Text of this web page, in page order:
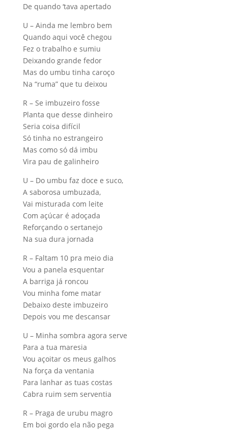
De quando ‘tava apertado
U – Ainda me lembro bem
Quando aqui você chegou
Fez o trabalho e sumiu
Deixando grande fedor
Mas do umbu tinha caroço
Na “ruma” que tu deixou
R – Se imbuzeiro fosse
Planta que desse dinheiro
Seria coisa difícil
Só tinha no estrangeiro
Mas como só dá imbu
Vira pau de galinheiro
U – Do umbu faz doce e suco,
A saborosa umbuzada,
Vai misturada com leite
Com açúcar é adoçada
Reforçando o sertanejo
Na sua dura jornada
R – Faltam 10 pra meio dia
Vou a panela esquentar
A barriga já roncou
Vou minha fome matar
Debaixo deste imbuzeiro
Depois vou me descansar
U – Minha sombra agora serve
Para a tua maresia
Vou açoitar os meus galhos
Na força da ventania
Para lanhar as tuas costas
Cabra ruim sem serventia
R – Praga de urubu magro
Em boi gordo ela não pega